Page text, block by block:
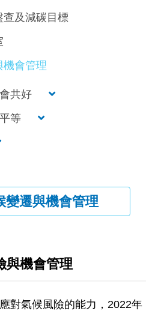
查及減碳目標
機會管理
共好
等
變遷與機會管理
與機會管理
對氣候風險的能力，2022年